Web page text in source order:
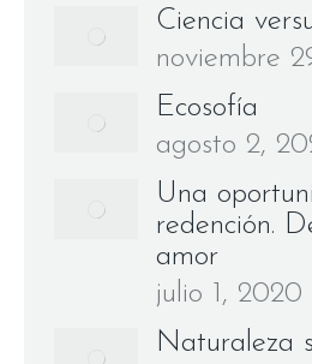
Ciencia
noviembre
Ecosofía
agosto 2,
Una
redención.
amor
julio 1, 2020
Naturaleza